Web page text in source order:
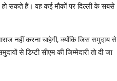
हो सकते हैं। वह कई मौकों पर दिल्ली के सबसे
नहीं करना चाहेगी, क्योंकि जिस समुदाय से
से डिप्टी सीएम की जिम्मेदारी तो दी जा